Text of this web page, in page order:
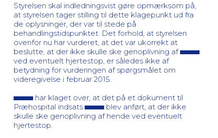
Styrelsen skal indledningsvist gøre opmærksom på,
at styrelsen tager stilling til dette klagepunkt ud fra
de oplysninger, der var til stede på
behandlingstidspunktet. Det forhold, at styrelsen
ovenfor nu har vurderet, at det var ukorrekt at
beslutte, at der ikke skulle ske genoplivning af
ved eventuelt hjertestop, er således ikke af
betydning for vurderingen af spørgsmålet om
videregivelse i februar 2015.
har klaget over, at det på et dokument til
Præhospital indsats
blev anført, at der ikke
skulle ske genoplivning af hende ved eventuelt
hjertestop.